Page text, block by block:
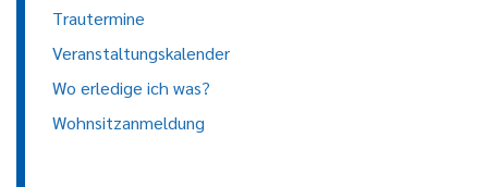
Trautermine
Veranstaltungskalender
Wo erledige ich was?
Wohnsitzanmeldung